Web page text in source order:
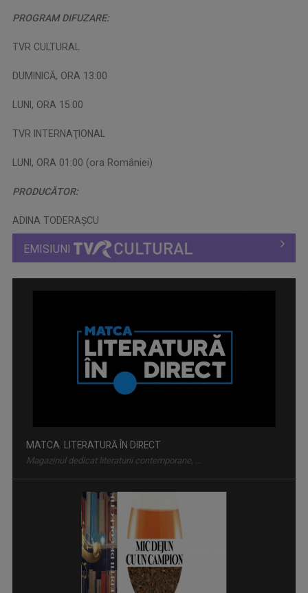
PROGRAM DIFUZARE:
TVR CULTURAL
DUMINICĂ, ORA 13:00
LUNI, ORA 15:00
TVR INTERNAŢIONAL
LUNI, ORA 01:00 (ora României)
PRODUCĂTOR:
ADINA TODERAŞCU
EMISIUNI
MIC DEJUN CU UN CAMPION
Telespectatorii au numit-o „ora în care vrem ...